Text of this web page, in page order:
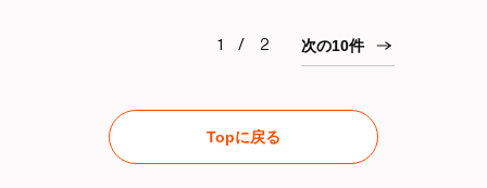
1 / 2 次の10件
Topに戻る